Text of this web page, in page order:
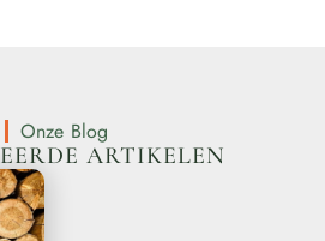
Onze Blog
ARTIKELEN